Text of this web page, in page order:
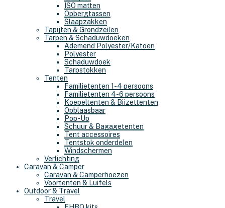
ISO matten
Opbergtassen
Slaapzakken
Tapijten & Grondzeilen
Tarpen & Schaduwdoeken
Ademend Polyester/Katoen
Polyester
Schaduwdoek
Tarpstokken
Tenten
Familietenten 1-4 persoons
Familietenten 4-6 persoons
Koepeltenten & Bijzettenten
Opblaasbaar
Pop-Up
Schuur & Bagagetenten
Tent accessoires
Tentstok onderdelen
Windschermen
Verlichting
Caravan & Camper
Caravan & Camperhoezen
Voortenten & Luifels
Outdoor & Travel
Travel